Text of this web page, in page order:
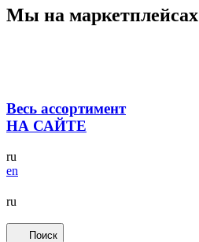
Мы на маркетплейсах
Весь ассортимент
НА САЙТЕ
ru
en
ru
Поиск